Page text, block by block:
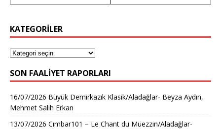
KATEGORİLER
SON FAALIYET RAPORLARI
16/07/2026 Büyük Demirkazık Klasik/Aladağlar- Beyza Aydın,
Mehmet Salih Erkan
13/07/2026 Cımbar101 – Le Chant du Müezzin/Aladağlar-